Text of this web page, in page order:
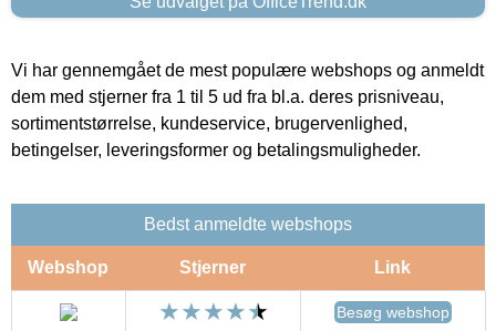
Vi har gennemgået de mest populære webshops og anmeldt
dem med stjerner fra 1 til 5 ud fra bl.a. deres prisniveau,
sortimentstørrelse, kundeservice, brugervenlighed,
betingelser, leveringsformer og betalingsmuligheder.
Bedst anmeldte webshops
Webshop Stjerner Link
Besøg webshop